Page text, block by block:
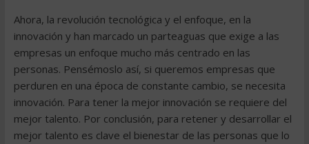
Ahora, la revolución tecnológica y el enfoque, en la
innovación y han marcado un parteaguas que exige a las
empresas un enfoque mucho más centrado en las
personas. Pensémoslo así, si queremos empresas que
perduren en una época de constante cambio, se necesita
innovación. Para tener la mejor innovación se requiere del
mejor talento. Por conclusión, para retener y desarrollar el
mejor talento es clave el bienestar de las personas que lo